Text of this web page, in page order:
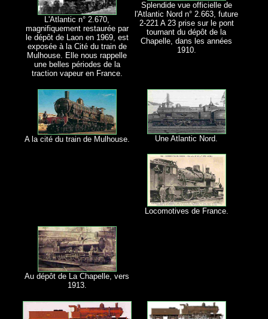
L'Atlantic n° 2.670,
magnifiquement restaurée par
le dépôt de Laon en 1969, est
exposée à la Cité du train de
Mulhouse. Elle nous rappelle
une belles périodes de la
traction vapeur en France.
Splendide vue officielle de
l'Atlantic Nord n° 2.663, future
2-221 A 23 prise sur le pont
tournant du dépôt de la
Chapelle, dans les années
1910.
A la cité du train de Mulhouse. Une Atlantic Nord.
Locomotives de France.
Au dépôt de La Chapelle, vers
1913.